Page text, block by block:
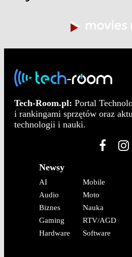
Tech-Room.pl: Portal
i rankingami sprzętów oraz
technologii i nauki.
Newsy
AI
Audio
Biznes
Gaming
Hardware
Mobile
Moto
Nauka
RTV/AGD
Software